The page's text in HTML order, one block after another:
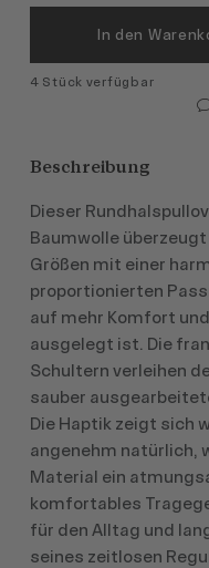
In den
4 Stück verfügbar
Beschreibung
Dieser
Baumwolle
Größen mit einer
proportionierten
auf mehr Komfort
ausgelegt ist. Die
Schultern verleihen
sauber
Die Haptik zeigt sich
angenehm natürlich,
Material ein
komfortables
für den Alltag und
seines zeitlosen